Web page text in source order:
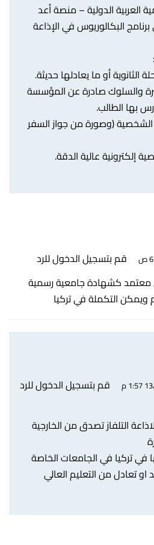
العربية الدولية – منصة أعد
البكالوريوس في الإذاعة
الثانوية أو ما يعادلها حديثة.
والسلوك صادرة عن المؤسسة
بها الطالب.
(وصورة من جواز السفر
قم بتسجيل الدخول للرد
كشهادة جامعية رسمية
ويمكن التكملة في تركيا
م
قم بتسجيل الدخول للرد
التلفاز تصدق من الخارجية
في تركيا في الجامعات الخاصة
او تعادل من التعليم العالي